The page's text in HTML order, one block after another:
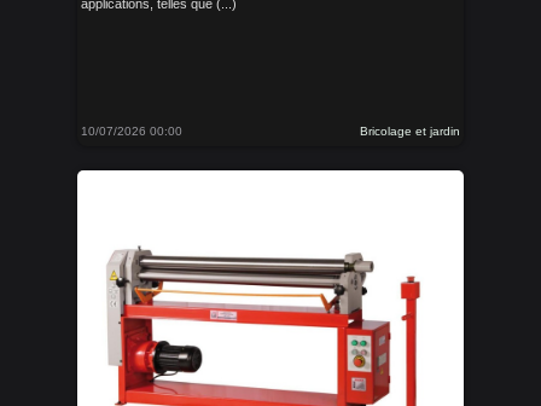
applications, telles que (...)
10/07/2026 00:00 Bricolage et jardin